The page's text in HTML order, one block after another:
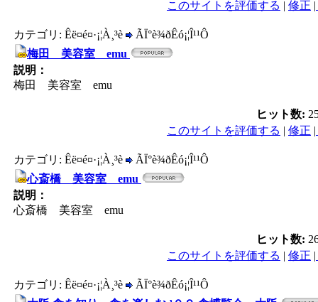
このサイトを評価する | 修正 |
カテゴリ: Êë¤é¤·¡¦À¸³è
ÃÏ°è¾ðÊó¡¦Î¹¹Ô
梅田 美容室 emu
説明：
梅田 美容室 emu
ヒット数:
このサイトを評価する | 修正 |
カテゴリ: Êë¤é¤·¡¦À¸³è
ÃÏ°è¾ðÊó¡¦Î¹¹Ô
心斎橋 美容室 emu
説明：
心斎橋 美容室 emu
ヒット数:
このサイトを評価する | 修正 |
カテゴリ: Êë¤é¤·¡¦À¸³è
ÃÏ°è¾ðÊó¡¦Î¹¹Ô